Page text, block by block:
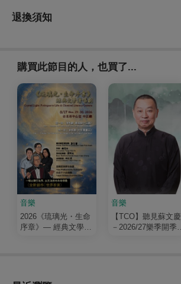
退換須知
購買此節目的人，也買了...
音樂
2026《琉璃光・生命
序章》— 經典文學清
音樂
【TCO】聽見蘇文慶
－2026/27樂季開季音